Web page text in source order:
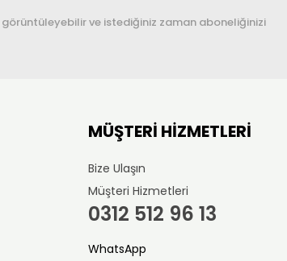
görüntüleyebilir ve istediğiniz zaman aboneliğinizi
MÜŞTERİ HİZMETLERİ
Bize Ulaşın
Müşteri Hizmetleri
0312 512 96 13
WhatsApp